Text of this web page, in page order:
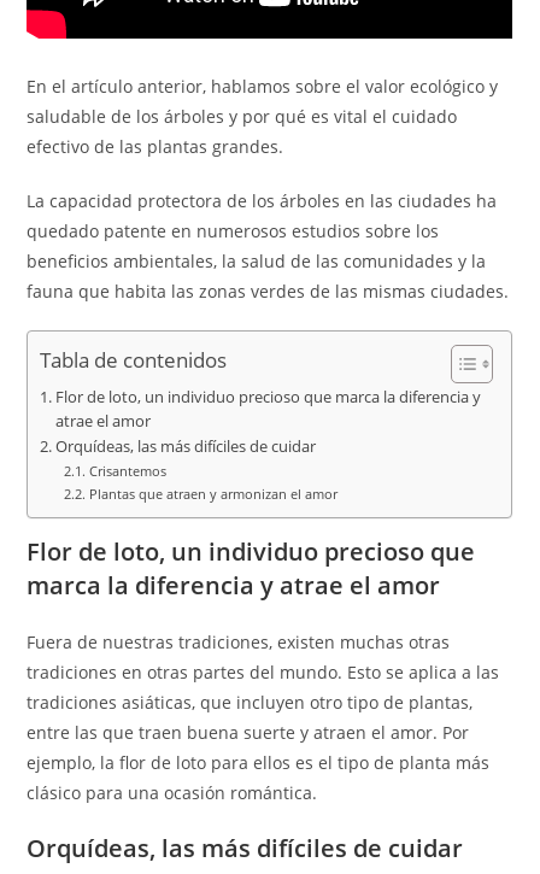
En el artículo anterior, hablamos sobre el valor ecológico y
saludable de los árboles y por qué es vital el cuidado
efectivo de las plantas grandes.
La capacidad protectora de los árboles en las ciudades ha
quedado patente en numerosos estudios sobre los
beneficios ambientales, la salud de las comunidades y la
fauna que habita las zonas verdes de las mismas ciudades.
Tabla de contenidos
Flor de loto, un individuo precioso que marca la diferencia y
atrae el amor
Orquídeas, las más difíciles de cuidar
Crisantemos
Plantas que atraen y armonizan el amor
Flor de loto, un individuo precioso que
marca la diferencia y atrae el amor
Fuera de nuestras tradiciones, existen muchas otras
tradiciones en otras partes del mundo. Esto se aplica a las
tradiciones asiáticas, que incluyen otro tipo de plantas,
entre las que traen buena suerte y atraen el amor. Por
ejemplo, la flor de loto para ellos es el tipo de planta más
clásico para una ocasión romántica.
Orquídeas, las más difíciles de cuidar